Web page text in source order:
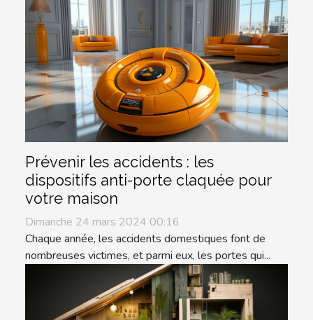
Prévenir les accidents : les
dispositifs anti-porte claquée pour
votre maison
Dimanche 24 mars 2024 00:16
Chaque année, les accidents domestiques font de
nombreuses victimes, et parmi eux, les portes qui...